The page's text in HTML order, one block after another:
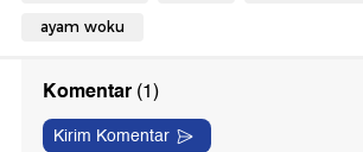
ayam woku